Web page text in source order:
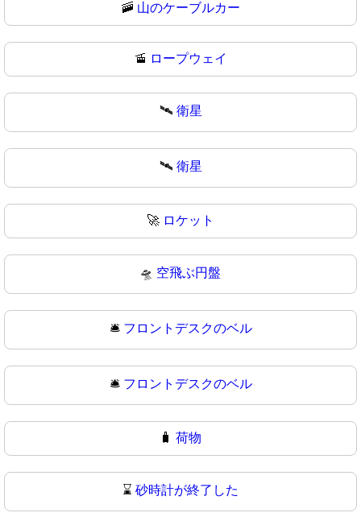
🚠 山のケーブルカー
🚡 ロープウェイ
🛰️ 衛星
🛰 衛星
🚀 ロケット
🛸 空飛ぶ円盤
🛎️ フロントデスクのベル
🛎 フロントデスクのベル
🧳 荷物
⌛ 砂時計が終了した